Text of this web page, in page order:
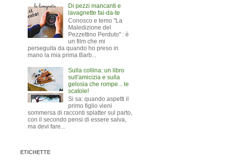
Di pezzi mancanti e
lavagnette fai-da-te
Conosco e temo "La
Maledizione del
Pezzettino Perduto" : è
un film che mi
perseguita da quando ho preso in
mano la mia prima Barb...
Sulla collina: un libro
sull'amicizia e sulla
gelosia che rompe... le
scatole!
Si sa: quando aspetti il
primo figlio vieni
sommersa di racconti splatter sul parto,
con il secondo pensi di essere salva,
ma devi fare...
ETICHETTE